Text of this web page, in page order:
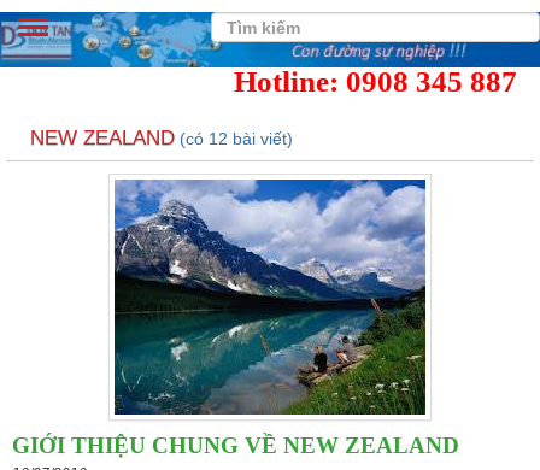
Hotline: 0908 345 887
NEW ZEALAND (có 12 bài viết)
GIỚI THIỆU CHUNG VỀ NEW ZEALAND